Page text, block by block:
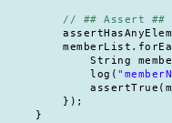
// ## Assert ##
String
            log(
        });
    }